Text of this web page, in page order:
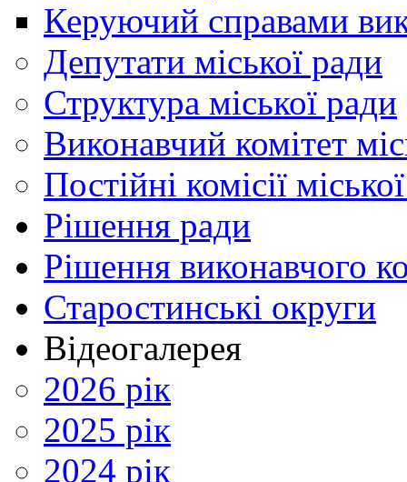
Керуючий справами
Депутати міської ради
Структура міської ради
Виконавчий комітет
Постійні комісії
Рішення ради
Рішення виконавчого
Старостинські округи
Відеогалерея
2026 рік
2025 рік
2024 рік